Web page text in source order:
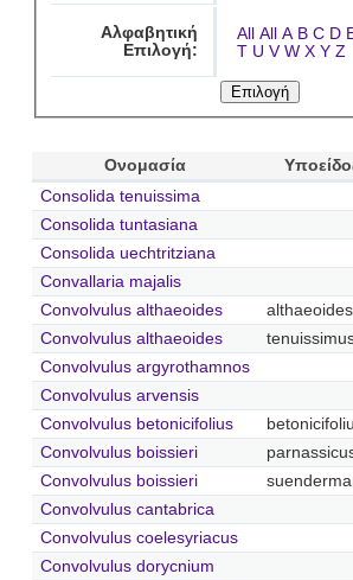
Αλφαβητική
Επιλογή:
All All A B C D
T U V W X Y Z
Ονομασία
Consolida tenuissima
Consolida tuntasiana
Consolida uechtritziana
Convallaria majalis
Convolvulus althaeoides
althaeoides
Convolvulus althaeoides
Convolvulus argyrothamnos
Convolvulus arvensis
Convolvulus betonicifolius
Convolvulus boissieri
Convolvulus boissieri
Convolvulus cantabrica
Convolvulus coelesyriacus
Convolvulus dorycnium